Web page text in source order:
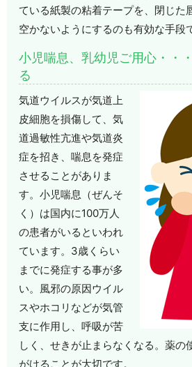
ている紙製の粘着テープを、閉じた
空かないようにするのも有効な手段
小児喘息、乳幼児ご用心・・
る
気道ウイルスが気道上
皮細胞を損傷して、気
道過敏性亢進や気道炎
症を招き、喘息を発症
させることがありま
す。小児喘息（ぜんそ
く）は国内に100万人
の患者がいるといわれ
ています。3歳くらい
までに発症する事が多
い。風邪の原因ウイル
スやホコリなどが気管
支に作用し、呼吸が苦
しく、せきが止まらなくなる。薬の
がけることが大切です。